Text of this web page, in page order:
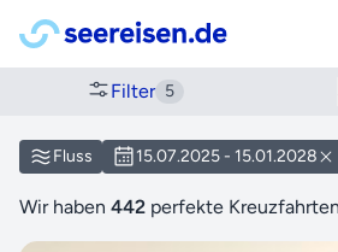
Filter 5
Fluss 15.07.2025 - 15.01.2028
Wir haben 442 perfekte